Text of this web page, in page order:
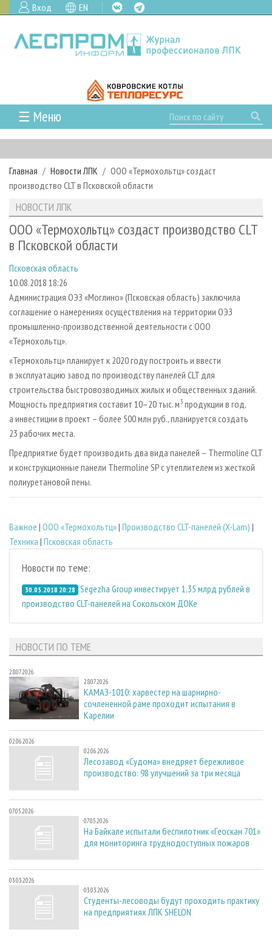
Вход EN
☰ Меню
ГЛАВНАЯ
РУБРИКИ И ТЕМЫ
РУБРИКИ ЖУРНАЛА
ЛЕСОЗАГОТОВКА
ЛЕСОПИЛЕНИЕ
СУШКА ДРЕВЕСИНЫ
ПРОИЗВОДСТВО ДРЕВЕСНЫХ ПЛИТ
ДЕРЕВЯННОЕ ДОМОСТРОЕНИЕ
ПРОИЗВОДСТВО МЕБЕЛИ
БИОЭНЕРГЕТИКА
ЦБП
ИНСТРУМЕНТ И МАТЕРИАЛЫ
НОВОСТИ
НОВОСТИ ЛПК
НОВОСТИ ЖУРНАЛА
ПРОЕКТЫ ЛПИ
АНАЛИТИКА
ПРЕДПРИЯТИЯ ЛПК
ПЕРСОНЫ
МОБИЛЬНЫЕ ВЫСТАВКИ
ОФИЦИАЛЬНЫЕ ДЕЛЕГАЦИИ
ПРИОРИТЕТНЫЕ ИНВЕСТПРОЕКТЫ
RUSSIAN FORESTRY REVIEW
ГАЗЕТА ЛЕСПРОМФОРУМ
БИБЛИОТЕКА СПЕЦИАЛИСТА
АРХИВ
АРХИВ ЖУРНАЛОВ
СТАТЬИ
О ЖУРНАЛЕ
ПОДПИСКА
КОНТАКТЫ
РЕКЛАМОДАТЕЛЯМ
РЕКЛАМА
РЕКЛАМА НА САЙТЕ
Главная Новости ЛПК
ООО «Термохольтц» создаст
производство CLT в Псковской области
НОВОСТИ ЛПК
ООО «Термохольтц» создаст производство CLT
в Псковской области
Псковская область
10.08.2018 18:26
Администрация ОЭЗ «Моглино» (Псковская область) заключила
соглашение о намерениях осуществления на территории ОЭЗ
промышленно-производственной деятельности с ООО
«Термохольтц».
«Термохольтц» планирует к 2020 году построить и ввести
в эксплуатацию завод по производству панелей CLT для
строительства быстровозводимых жилых и общественных зданий.
Мощность предприятия составит 10–20 тыс. м3 продукции в год,
а инвестиции в проект – более 500 млн руб., планируется создать
23 рабочих места.
Предприятие будет производить два вида панелей – Thermoline CLT
и конструкционные панели Thermoline SP с утеплителем из жесткой
полиуретановой пены.
Важное | ООО «Термохольтц»| Производство CLT-панелей (X-Lam) |
Техника | Псковская область
Новости по теме:
30.05.2018 20:28 Segezha Group инвестирует 1,35 млрд рублей в
производство CLT-панелей на Сокольском ДОКе
НОВОСТИ ПО ТЕМЕ
28.07.2026
28.07.2026
КАМАЗ-1010: харвестер на шарнирно-
сочлененной раме проходит испытания в
Карелии
02.06.2026
02.06.2026
Лесозавод «Судома» внедряет бережливое
производство: 98 улучшений за три месяца
07.05.2026
07.05.2026
На Байкале испытали беспилотник «Геоскан 701»
для мониторинга труднодоступных пожаров
03.03.2026
03.03.2026
Студенты-лесоводы будут проходить практику
на предприятиях ЛПК SHELON